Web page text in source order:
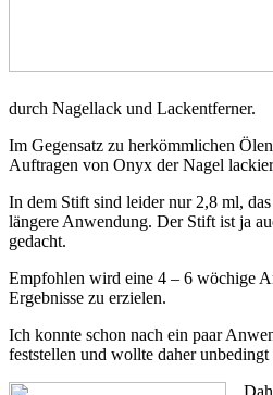
durch Nagellack und Lackentferner.
Im Gegensatz zu herkömmlichen
Auftragen von Onyx der Nagel
In dem Stift sind leider nur 2,8 ml,
längere Anwendung. Der Stift ist ja
gedacht.
Empfohlen wird eine 4 – 6 wöchige
Ergebnisse zu erzielen.
Ich konnte schon nach ein paar
feststellen und wollte daher